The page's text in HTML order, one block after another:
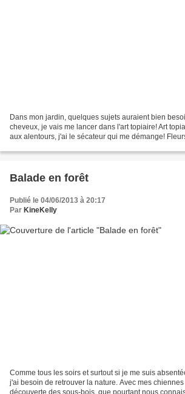
Dans mon jardin, quelques sujets auraient bien
cheveux, je vais me lancer dans l'art topiaire! Art
aux alentours, j'ai le sécateur qui me démange!
Balade en forêt
Publié le 04/06/2013 à 20:17
Par KineKelly
Comme tous les soirs et surtout si je me suis
j'ai besoin de retrouver la nature. Avec mes
découverte des sous-bois, que pourtant nous